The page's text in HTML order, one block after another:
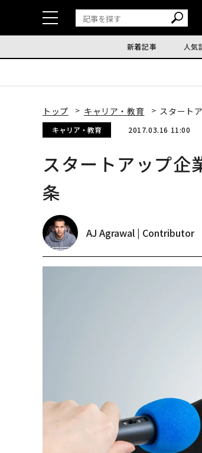
新着記事 人気
トップ キャリア・教育 スタート
キャリア・教育 2017.03.16 11:00
スタートアップ企
条
AJ Agrawal | Contributor